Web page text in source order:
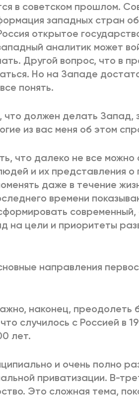
в советском прошлом.
западных стран
открытое
аналитик может
Другой вопрос, что в
Но на Западе
понять.
что должен делать Запад,
из вас меня об этом
что далеко не все можно
и их представления о
даже в течение
времени
на цели и приоритеты
направления
наконец, преодолеть
случилось с Россией в
лет.
и очень полно
приватизации. В-
Это сложная тема,